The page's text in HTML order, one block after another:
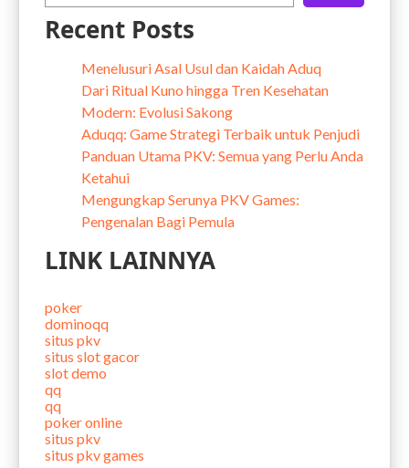
Recent Posts
Menelusuri Asal Usul dan Kaidah Aduq
Dari Ritual Kuno hingga Tren Kesehatan
Modern: Evolusi Sakong
Aduqq: Game Strategi Terbaik untuk Penjudi
Panduan Utama PKV: Semua yang Perlu Anda
Ketahui
Mengungkap Serunya PKV Games:
Pengenalan Bagi Pemula
LINK LAINNYA
poker
dominoqq
situs pkv
situs slot gacor
slot demo
qq
qq
poker online
situs pkv
situs pkv games